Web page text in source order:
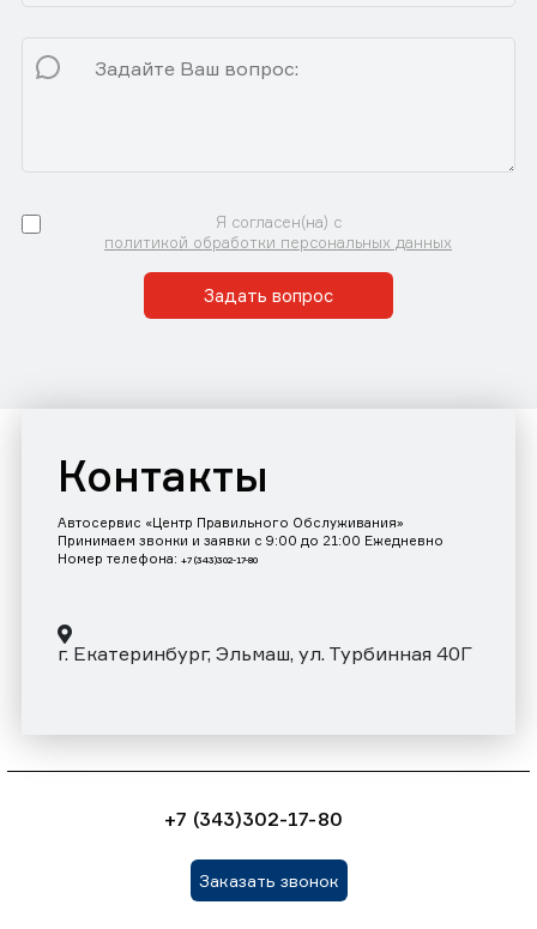
Я согласен(на) с
политикой обработки персональных данных
Задать вопрос
Контакты
Автосервис «Центр Правильного Обслуживания»
Принимаем звонки и заявки с 9:00 до 21:00 Ежедневно
Номер телефона: +7 (343)302-17-80
г. Екатеринбург, Эльмаш, ул. Турбинная 40Г
+7 (343)302-17-80
Заказать звонок